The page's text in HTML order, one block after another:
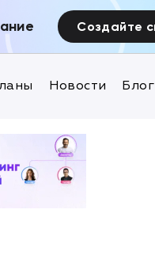
Создайте
Новости Блог